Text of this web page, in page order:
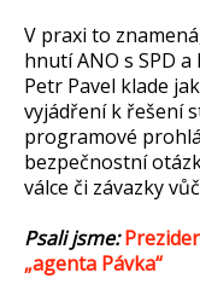
V praxi to
hnutí ANO s SPD
Petr Pavel klade
vyjádření k řešení
programové
bezpečnostní
válce či závazky
Psali jsme:
„agenta Pávka“